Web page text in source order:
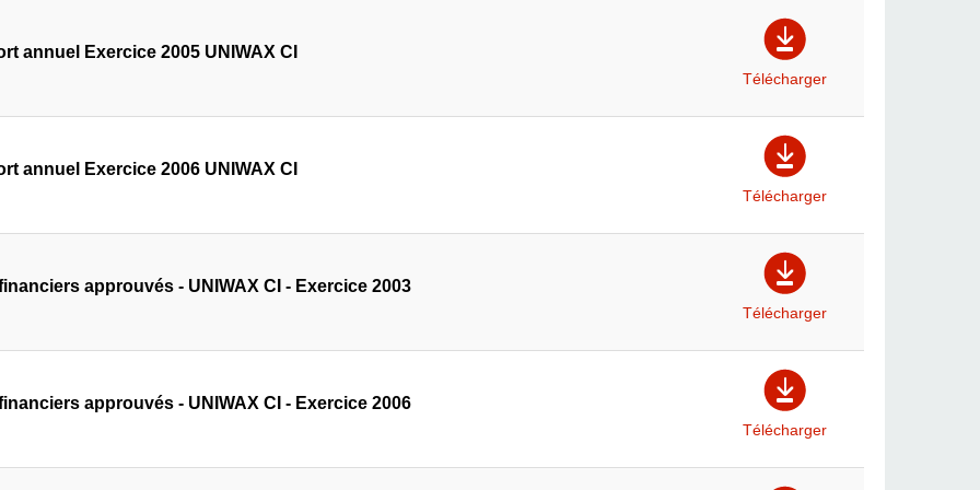
annuel Exercice 2005 UNIWAX CI
Télécharger
annuel Exercice 2006 UNIWAX CI
Télécharger
approuvés - UNIWAX CI - Exercice 2003
Télécharger
approuvés - UNIWAX CI - Exercice 2006
Télécharger